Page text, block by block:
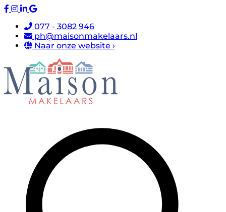
077 - 3082 946
ph@maisonmakelaars.nl
Naar onze website ›